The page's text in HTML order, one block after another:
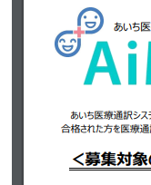
カレンダー